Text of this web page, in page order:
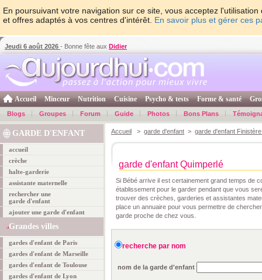
En poursuivant votre navigation sur ce site, vous acceptez
et offres adaptés à vos centres d'intérêt. En savoir plus et gérer ces
Jeudi 6 août 2026 - Bonne fête aux Didier
Accueil Minceur Nutrition Cuisine Psycho & tests Forme & santé
Blogs Groupes Forum Guide Photos Bons Plans
GARDE D'ENFANT
accueil
crèche
halte-garderie
assistante maternelle
rechercher une
garde d'enfant
ajouter une garde d'enfant
Grandes villes
gardes d'enfant de Paris
gardes d'enfant de Marseille
gardes d'enfant de Toulouse
gardes d'enfant de Lyon
Accueil > garde d'enfant > garde d'enfant
garde d'enfant Quimperlé
Si Bébé arrive il est certainement grand temps de
établissement pour le garder pendant que vous
trouver des crèches, garderies et assistantes
place un annuaire pour vous permettre de
garde proche de chez vous.
recherche par nom
nom de la garde d'enfant